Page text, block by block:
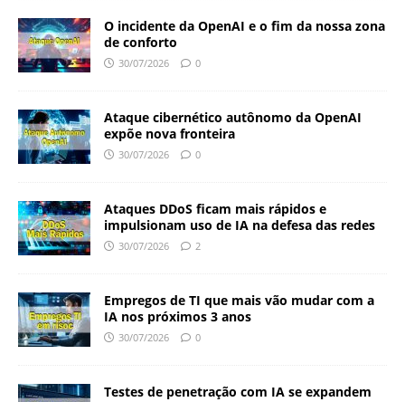
O incidente da OpenAI e o fim da nossa zona
de conforto
30/07/2026 0
Ataque cibernético autônomo da OpenAI
expõe nova fronteira
30/07/2026 0
Ataques DDoS ficam mais rápidos e
impulsionam uso de IA na defesa das redes
30/07/2026 2
Empregos de TI que mais vão mudar com a
IA nos próximos 3 anos
30/07/2026 0
Testes de penetração com IA se expandem